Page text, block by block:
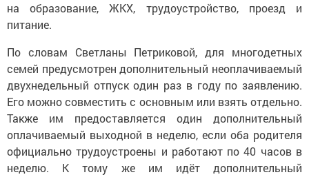
на образование, ЖКХ, трудоустройство, проезд и
питание.
По словам Светланы Петриковой, для многодетных
семей предусмотрен дополнительный неоплачиваемый
двухнедельный отпуск один раз в году по заявлению.
Его можно совместить с основным или взять отдельно.
Также им предоставляется один дополнительный
оплачиваемый выходной в неделю, если оба родителя
официально трудоустроены и работают по 40 часов в
неделю. К тому же им идёт дополнительный